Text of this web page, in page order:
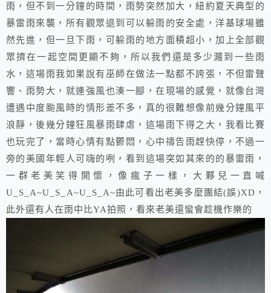
雨，但不到一分鐘的時間，雨勢突然加大，紐約夏天典型的
暴雷雨來襲，所有觀眾退到可以躲雨的安全處，洋基球場雖
然先進，但一旦下雨，可躲雨的地方面積超小，加上全部觀
眾擠在一起空間更顯不夠，所以我們還是多少濺到一些雨
水，這場雨我如果說有巫師在做法一點都不誇張，不但雷聲
響、雨勢大，就連強風也湊一腳，在現場的感覺，就像台灣
遭遇中度颱風時的情形差不多，真的很難想像前幾分鐘風平
浪靜，後幾分鐘狂風暴雨肆虐，這場雨下得之大，我看比賽
也玩完了，當時心情有點鬱悶，心中禱告雨趕快停，不過一
旁的美國年輕人可嗨的咧，看到這場突如其來的的暴雷雨，
一群老美笑得開懷，像瘋子一樣，大夥兒一直喊
U_S_A~U_S_A~U_S_A~由此可看出老美多麼團結(誤)XD，
此外還有人在雨中比YA拍照，看來老美還蠻會趁機作樂的